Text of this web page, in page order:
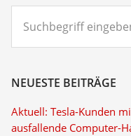
eingeben...
NEUESTE BEITRÄGE
Aktuell: Tesla-Kunden
ausfallende Computer-